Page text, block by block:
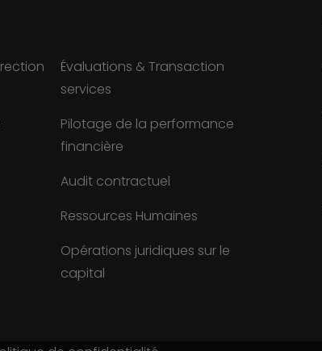
Évaluations & Transaction
services
Pilotage de la performance
financière
Audit contractuel
Ressources Humaines
Opérations juridiques sur le
capital